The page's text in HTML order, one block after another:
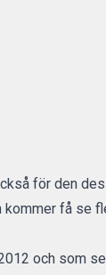
för den
få se
och som